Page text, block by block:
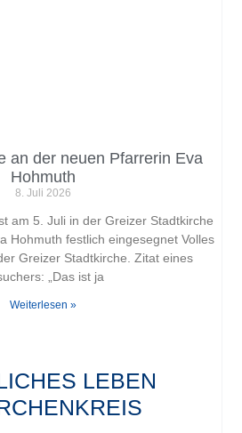
an der neuen Pfarrerin Eva
Hohmuth
8. Juli 2026
am 5. Juli in der Greizer Stadtkirche
Hohmuth festlich eingesegnet Volles
Greizer Stadtkirche. Zitat eines
„Das ist ja
Weiterlesen »
LEBEN